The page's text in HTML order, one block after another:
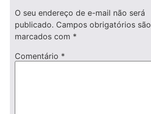
O seu endereço de e-mail não será
publicado. Campos obrigatórios são
marcados com *
Comentário *